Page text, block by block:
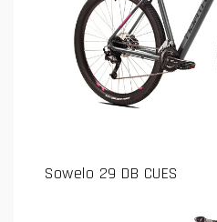
Sowelo 29 DB CUES